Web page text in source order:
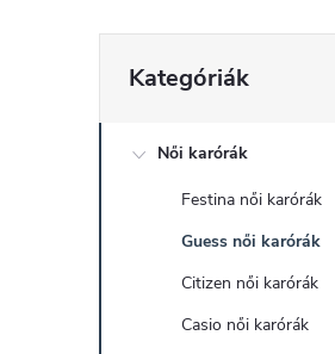
O
l
átugrása
Kategóriák
Női karórák
Festina női karórák
Guess női karórák
Citizen női karórák
Casio női karórák